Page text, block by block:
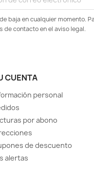
baja en cualquier momento.
de contacto en el aviso legal.
CUENTA
personal
por abono
de descuento
alertas